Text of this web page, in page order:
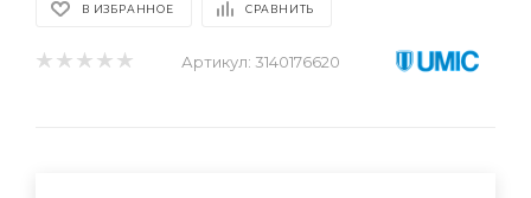
В ИЗБРАННОЕ СРАВНИТЬ
Артикул: 3140176620